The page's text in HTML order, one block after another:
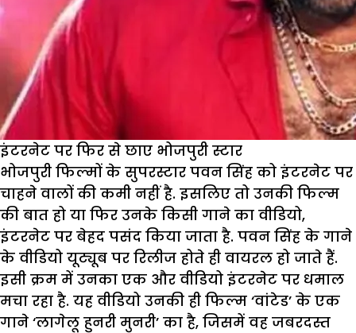
इंटरनेट पर फिर से छाए भोजपुरी स्टार
भोजपुरी फिल्मों के सुपरस्टार पवन सिंह को इंटरनेट पर
चाहने वालों की कमी नहीं है. इसलिए तो उनकी फिल्म
की बात हो या फिर उनके किसी गाने का वीडियो,
इंटरनेट पर बेहद पसंद किया जाता है. पवन सिंह के गाने
के वीडियो यूट्यूब पर रिलीज होते ही वायरल हो जाते हैं.
इसी क्रम में उनका एक और वीडियो इंटरनेट पर धमाल
मचा रहा है. यह वीडियो उनकी ही फिल्म ‘वांटेड’ के एक
गाने ‘लागेलू हुनरी मुनरी’ का है, जिसमें वह जबरदस्त